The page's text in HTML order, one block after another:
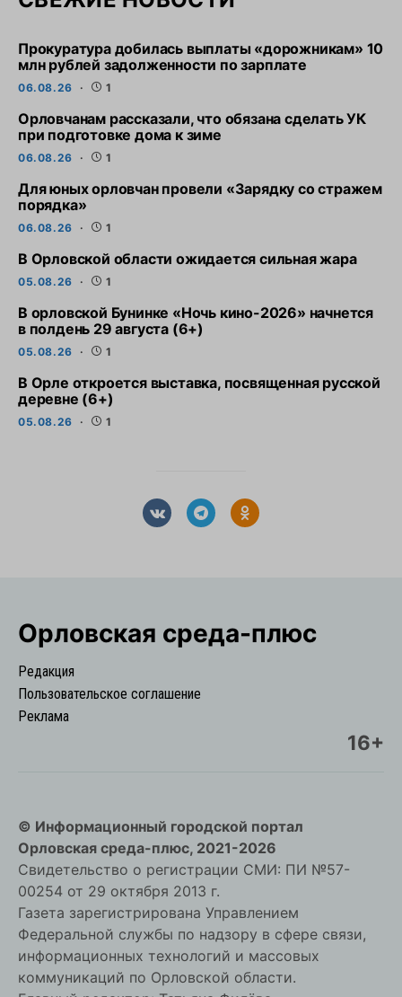
Прокуратура добилась выплаты «дорожникам» 10
млн рублей задолженности по зарплате
06.08.26 1
Орловчанам рассказали, что обязана сделать УК
при подготовке дома к зиме
06.08.26 1
Для юных орловчан провели «Зарядку со стражем
порядка»
06.08.26 1
В Орловской области ожидается сильная жара
05.08.26 1
В орловской Бунинке «Ночь кино-2026» начнется
в полдень 29 августа (6+)
05.08.26 1
В Орле откроется выставка, посвященная русской
деревне (6+)
05.08.26 1
Орловская cреда-плюс
Редакция
Пользовательское соглашение
Реклама
16+
© Информационный городской портал
Орловская cреда-плюс, 2021-2026
Свидетельство о регистрации СМИ: ПИ №57-
00254 от 29 октября 2013 г.
Газета зарегистрирована Управлением
Федеральной службы по надзору в сфере связи,
информационных технологий и массовых
коммуникаций по Орловской области.